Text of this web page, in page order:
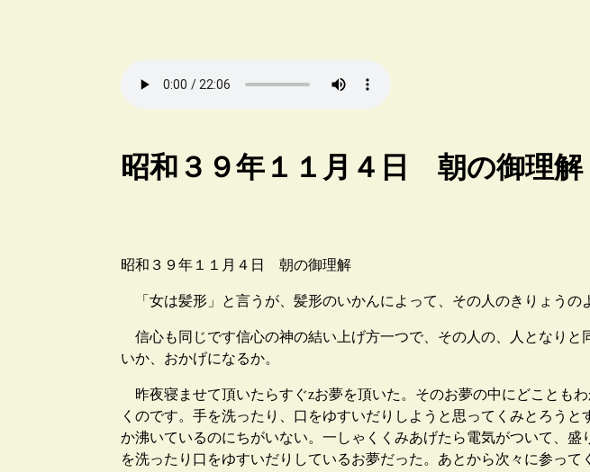
昭和３９年１１月４日 朝の御理解
昭和３９年１１月４日 朝の御理解
「女は髪形」と言うが、髪形のいかんによって、その人のきりょうの
信心も同じです信心の神の結い上げ方一つで、その人の、人となり
いか、おかげになるか。
昨夜寝ませて頂いたらすぐzお夢を頂いた。そのお夢の中にどことも
くのです。手を洗ったり、口をゆすいだりしようと思ってくみとろう
か沸いているのにちがいない。一しゃくくみあげたら電気がついて、
を洗ったり口をゆすいだりしているお夢だった。あとから次々に参っ